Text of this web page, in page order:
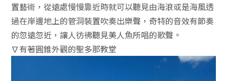
置藝術，從遠處慢慢靠近時就可以聽見由海浪或是海風透
過在岸邊地上的管洞裝置吹奏出樂聲，奇特的音效有節奏
的忽遠忽近，讓人彷彿聽見美人魚所唱的歌聲。
∇有著圓錐外觀的聖多那教堂